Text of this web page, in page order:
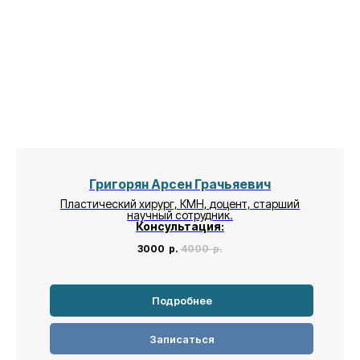
Григорян Арсен Грачьяевич
Пластический хирург, КМН, доцент, старший
научный сотрудник.
Консультация:
3000 р. 4000 р.
Подробнее
Записаться